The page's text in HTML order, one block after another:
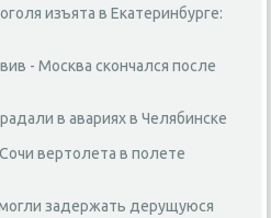
изъята в Екатеринбурге:
- Москва скончался после
в авариях в Челябинске
вертолета в полете
задержать дерущуюся